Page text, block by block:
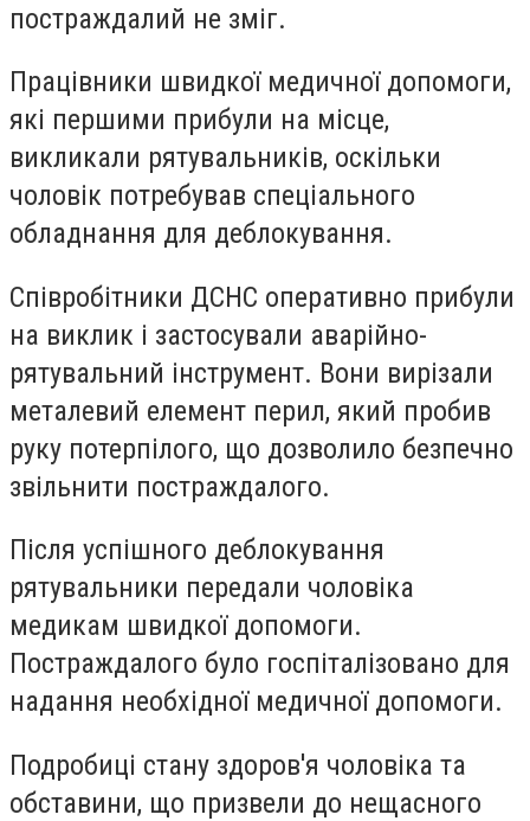
постраждалий не зміг.
Працівники швидкої медичної допомоги,
які першими прибули на місце,
викликали рятувальників, оскільки
чоловік потребував спеціального
обладнання для деблокування.
Співробітники ДСНС оперативно прибули
на виклик і застосували аварійно-
рятувальний інструмент. Вони вирізали
металевий елемент перил, який пробив
руку потерпілого, що дозволило безпечно
звільнити постраждалого.
Після успішного деблокування
рятувальники передали чоловіка
медикам швидкої допомоги.
Постраждалого було госпіталізовано для
надання необхідної медичної допомоги.
Подробиці стану здоров'я чоловіка та
обставини, що призвели до нещасного